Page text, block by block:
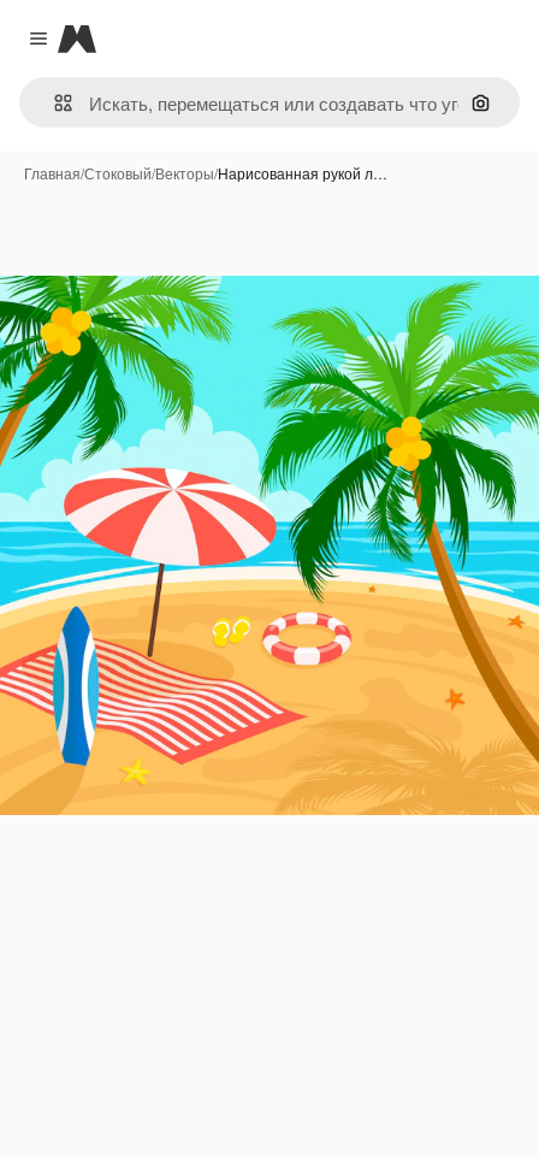
Close menu
Magnific
Поиск
Главная/Стоковый/Векторы/Нарисованная рукой л…